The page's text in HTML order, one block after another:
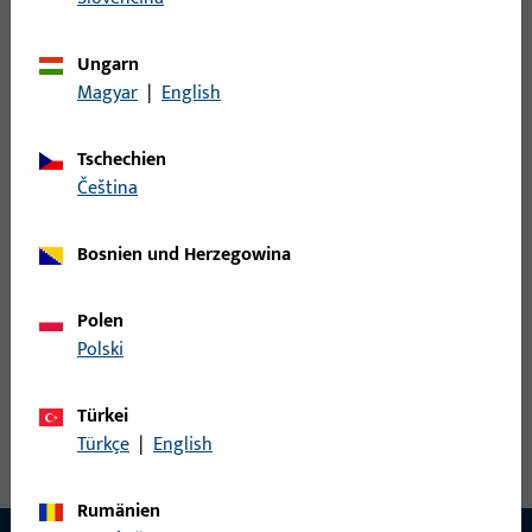
Kartenleser |
KARTENLESER C-R
B 3920 0001 |
Magnetkartenleser,
3 Spuren m. USB-
Kartenleser
Ungarn
Magyar | English
Tschechien
čeština
Bosnien und Herzegowina
Polen
Polski
Türkei
Türkçe | English
Rumänien